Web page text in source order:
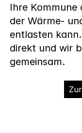
Ihre Kommune
der Wärme-
entlasten
direkt und wir
gemeinsam.